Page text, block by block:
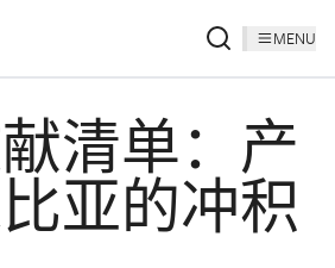
MENU
清单：产
亚的冲积